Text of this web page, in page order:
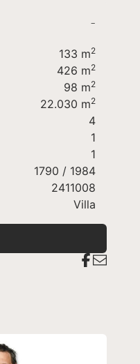
til
- oplagt
tæt på
-
133 m2
426 m2
98 m2
22.030 m2
4
1
1
1790 / 1984
2411008
Villa